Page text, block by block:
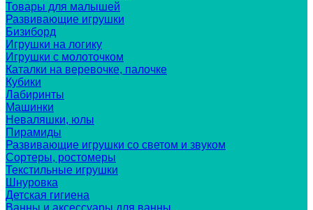
Товары для малышей
Развивающие игрушки
Бизиборд
Игрушки на логику
Игрушки с молоточком
Каталки на веревочке, палочке
Кубики
Лабиринты
Машинки
Неваляшки, юлы
Пирамиды
Развивающие игрушки со светом и звуком
Сортеры, ростомеры
Текстильные игрушки
Шнуровка
Детская гигиена
Ванны и аксессуары для ванны